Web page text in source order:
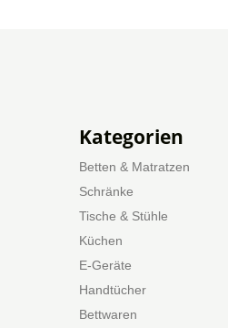
Kategorien
Betten & Matratzen
Schränke
Tische & Stühle
Küchen
E-Geräte
Handtücher
Bettwaren